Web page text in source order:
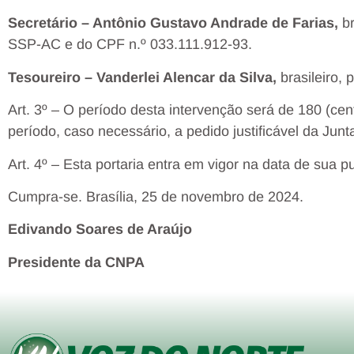
Secretário – Antônio Gustavo Andrade de Farias,
SSP-AC e do CPF n.º 033.111.912-93.
Tesoureiro – Vanderlei Alencar da Silva, brasileiro,
Art. 3º – O período desta intervenção será de 180
período, caso necessário, a pedido justificável da
Art. 4º – Esta portaria entra em vigor na data de sua
Cumpra-se. Brasília, 25 de novembro de 2024.
Edivando Soares de Araújo
Presidente da CNPA